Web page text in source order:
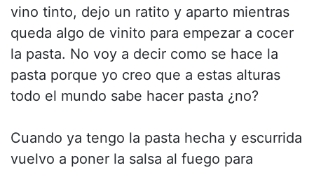
vino tinto, dejo un ratito y aparto mientras
queda algo de vinito para empezar a cocer
la pasta. No voy a decir como se hace la
pasta porque yo creo que a estas alturas
todo el mundo sabe hacer pasta ¿no?
Cuando ya tengo la pasta hecha y escurrida
vuelvo a poner la salsa al fuego para